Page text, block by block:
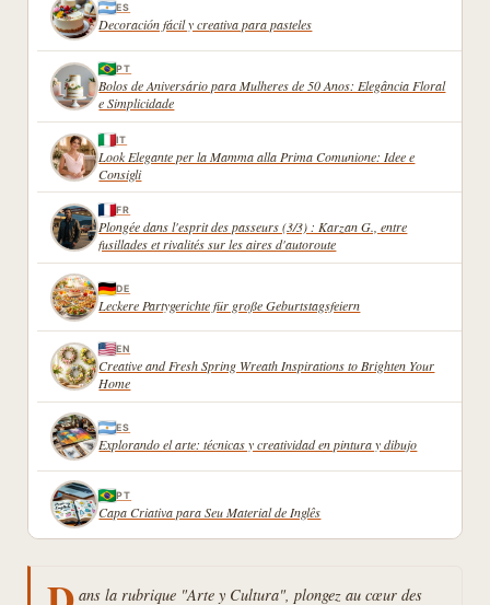
ES
Decoración fácil y creativa para pasteles
PT
Bolos de Aniversário para Mulheres de 50 Anos: Elegância Floral
e Simplicidade
IT
Look Elegante per la Mamma alla Prima Comunione: Idee e
Consigli
FR
Plongée dans l'esprit des passeurs (3/3) : Karzan G., entre
fusillades et rivalités sur les aires d'autoroute
DE
Leckere Partygerichte für große Geburtstagsfeiern
EN
Creative and Fresh Spring Wreath Inspirations to Brighten Your
Home
ES
Explorando el arte: técnicas y creatividad en pintura y dibujo
PT
Capa Criativa para Seu Material de Inglês
ans la rubrique "Arte y Cultura", plongez au cœur des